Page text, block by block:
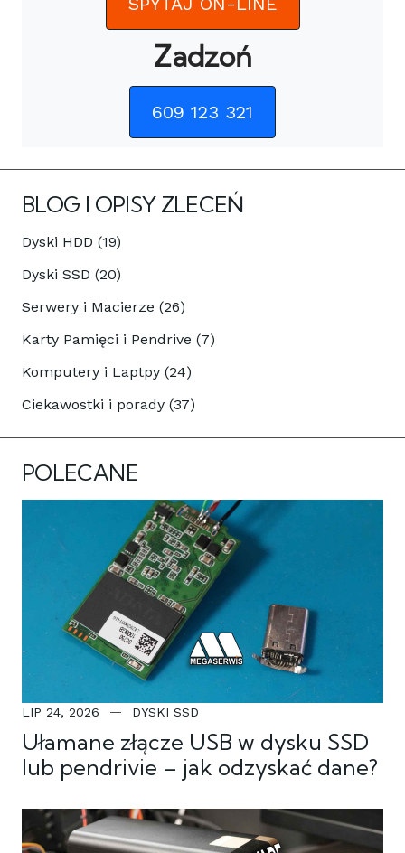
Zadzoń
609 123 321
BLOG I OPISY ZLECEŃ
Dyski HDD (19)
Dyski SSD (20)
Serwery i Macierze (26)
Karty Pamięci i Pendrive (7)
Komputery i Laptpy (24)
Ciekawostki i porady (37)
POLECANE
LIP 24, 2026 DYSKI SSD
Ułamane złącze USB w dysku SSD
lub pendrivie – jak odzyskać dane?